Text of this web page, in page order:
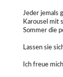
Jeder jemals
Karousel mit
Sommer die
Lassen sie
Ich freue